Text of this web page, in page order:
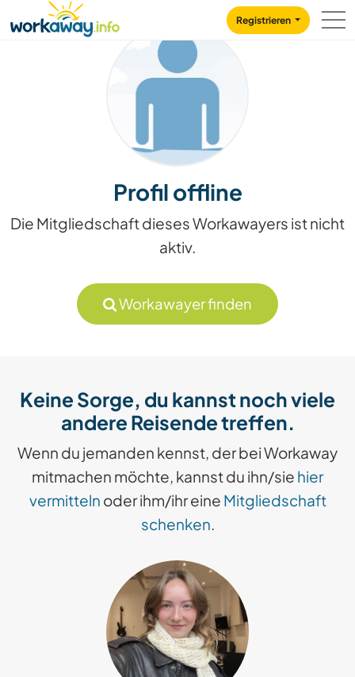
CONTENT
MAIN NAVIGATION
Registrieren
Profil offline
Die Mitgliedschaft dieses Workawayers ist nicht
aktiv.
Workawayer finden
Keine Sorge, du kannst noch viele
andere Reisende treffen.
Wenn du jemanden kennst, der bei Workaway
mitmachen möchte, kannst du ihn/sie hier
vermitteln oder ihm/ihr eine Mitgliedschaft
schenken